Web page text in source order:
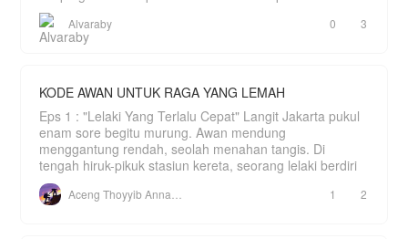
Alvaraby 0 3
KODE AWAN UNTUK RAGA YANG LEMAH
Eps 1 : "Lelaki Yang Terlalu Cepat" Langit Jakarta pukul
enam sore begitu murung. Awan mendung
menggantung rendah, seolah menahan tangis. Di
tengah hiruk-pikuk stasiun kereta, seorang lelaki berdiri
1 2